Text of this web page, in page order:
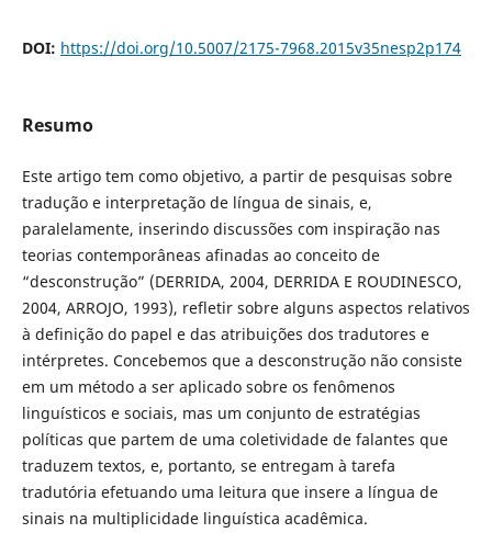
DOI: https://doi.org/10.5007/2175-7968.2015v35nesp2p174
Resumo
Este artigo tem como objetivo, a partir de pesquisas sobre
tradução e interpretação de língua de sinais, e,
paralelamente, inserindo discussões com inspiração nas
teorias contemporâneas afinadas ao conceito de
“desconstrução” (DERRIDA, 2004, DERRIDA E ROUDINESCO,
2004, ARROJO, 1993), refletir sobre alguns aspectos relativos
à definição do papel e das atribuições dos tradutores e
intérpretes. Concebemos que a desconstrução não consiste
em um método a ser aplicado sobre os fenômenos
linguísticos e sociais, mas um conjunto de estratégias
políticas que partem de uma coletividade de falantes que
traduzem textos, e, portanto, se entregam à tarefa
tradutória efetuando uma leitura que insere a língua de
sinais na multiplicidade linguística acadêmica.